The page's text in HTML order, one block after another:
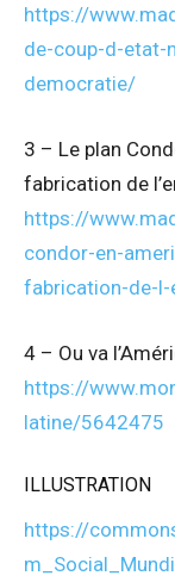
https://
de-coup-d-etat-
democratie/
3 – Le plan
fabrication de
https://
condor-en-
fabrication-de-
4 – Ou va
https://
latine/5642475
ILLUSTRATION
https://